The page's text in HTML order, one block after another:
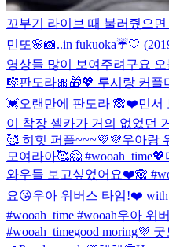
꼬부기 라이브 때 불러줬으
민또🌸📸..in fukuoka☔️🤍
영상들 많이 보여주려구요
🎼판도라🎀🎁💖 루시랑 커
💓오랜만에 판도라 🙈❤️민서
이 착장 셀카가 거의 없었던
🥰 히힛 퍼플~~~💜💜우아랑
모여라아🥰🤗 #wooah_time💖
와우들 보고싶었어요❤️🙈
요😘우아 위버스 타임!❤️
#wooah_time #wooah우아 위
#wooah_timegood moring💜